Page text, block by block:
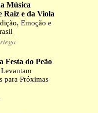
Música
Raiz e da Viola
Emoção e
Festa do Peão
Levantam
para Próximas